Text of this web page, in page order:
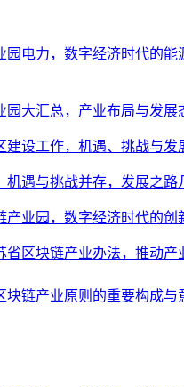
园电力，数字经济时代的能
园大汇总，产业布局与发展
建设工作，机遇、挑战与发
机遇与挑战并存，发展之路
产业园，数字经济时代的创
省区块链产业办法，推动产
块链产业原则的重要构成与